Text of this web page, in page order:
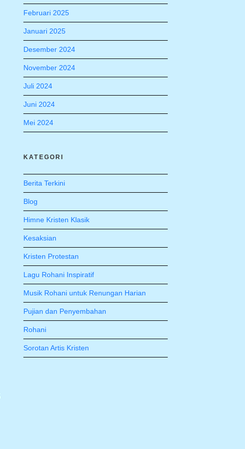
Februari 2025
Januari 2025
Desember 2024
November 2024
Juli 2024
Juni 2024
Mei 2024
KATEGORI
Berita Terkini
Blog
Himne Kristen Klasik
Kesaksian
Kristen Protestan
Lagu Rohani Inspiratif
Musik Rohani untuk Renungan Harian
Pujian dan Penyembahan
Rohani
Sorotan Artis Kristen